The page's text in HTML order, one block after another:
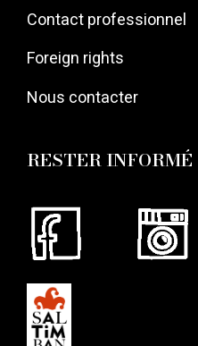
Contact professionnel
Foreign rights
Nous contacter
RESTER INFORMÉ